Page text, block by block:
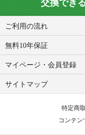
交換でき
ご利用の流れ
無料10年保証
マイページ・会員登録
サイトマップ
特定商
コンテン